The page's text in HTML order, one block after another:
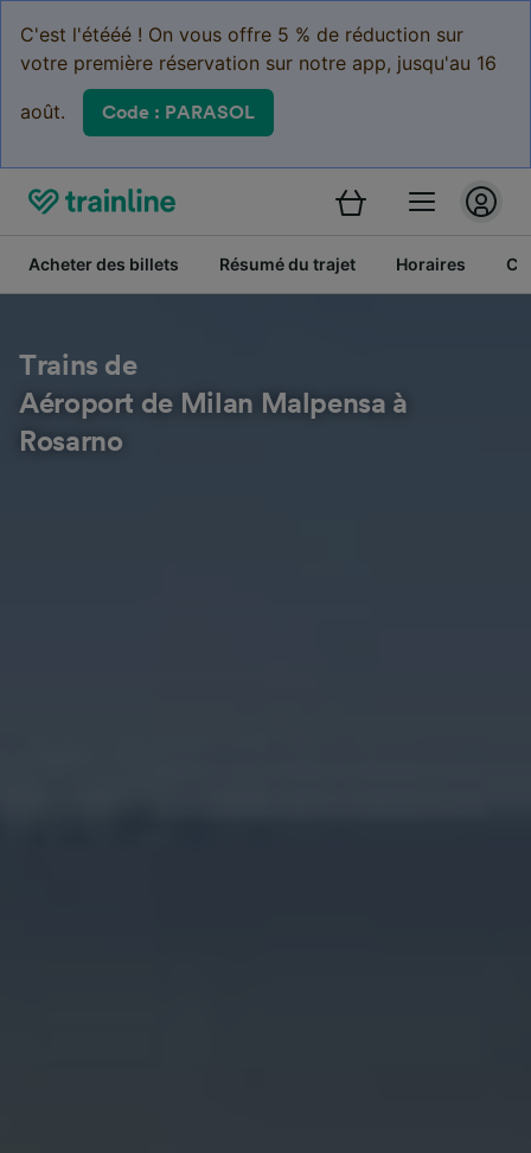
C'est l'étééé ! On vous offre 5 % de réduction sur
votre première réservation sur notre app, jusqu'au 16
août. Code : PARASOL
Acheter des billets Résumé du trajet Horaires
Trains de
Aéroport de Milan Malpensa à
Rosarno